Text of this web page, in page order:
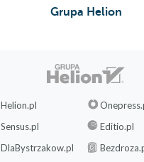
Grupa Helion
Helion.pl
Sensus.pl
Editio.pl
DlaBystrzakow.pl